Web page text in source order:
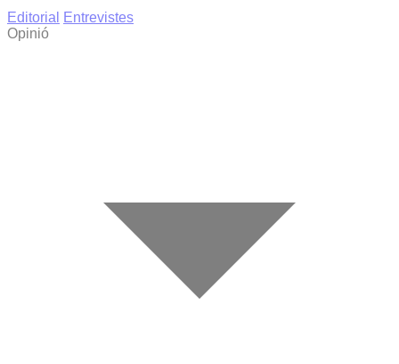
Editorial
Entrevistes
Opinió